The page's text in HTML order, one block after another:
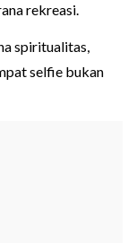
rekreasi.
spiritualitas,
selfie bukan